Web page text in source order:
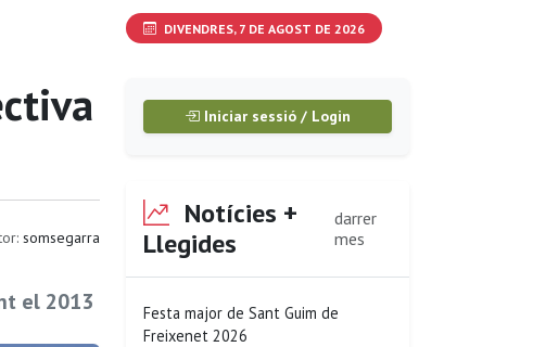
somsegarra
el 2013
DIVENDRES, 7 DE AGOST DE 2026
Iniciar sessió / Login
Notícies +
Llegides
darrer
mes
Festa major de Sant Guim de
Freixenet 2026